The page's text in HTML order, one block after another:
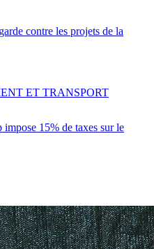
contre les projets de la
impose 15% de taxes sur le
ET TRANSPORT